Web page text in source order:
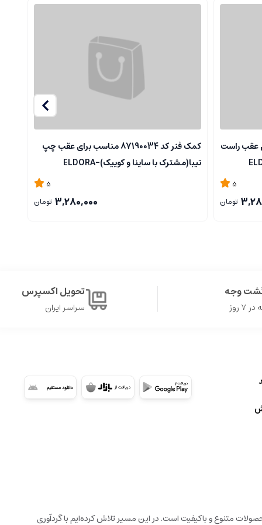
برای عقب راست
5
تومان
كمک فنر کد 87190034 مناسب برای عقب چپ
تیبا(مشترک با ساینا و كوییک)-ELDORA
5
3,280,000 تومان
وجه
روز
تحویل اکسپرس
سراسر ایران
متنوع و باکیفیت است. در این مسیر تلاش کرده‌ایم با گردآوری